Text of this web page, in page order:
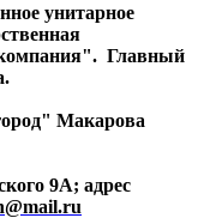
унитарное
компания". Главный
Макарова
9А; адрес